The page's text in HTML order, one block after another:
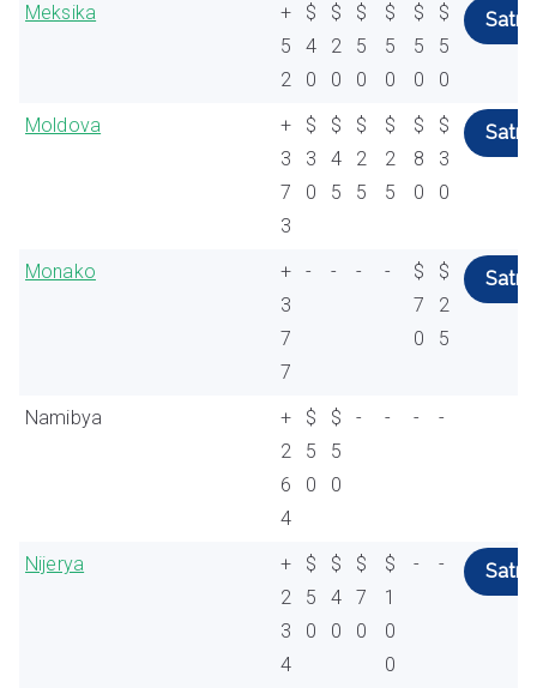
Meksika
+
5
2
$
4
0
$
2
0
$
5
0
$
5
0
$
5
0
$
5
0
Satın
Moldova
+
3
7
3
$
3
0
$
4
5
$
2
5
$
2
5
$
8
0
$
3
0
Satın
Monako
+
3
7
7
- - - -
$
7
0
$
2
5
Satın
Namibya
+
2
6
4
$
5
0
$
5
0
- - - -
Nijerya
+
2
3
4
$
5
0
$
4
0
$
7
0
$
1
0
0
- - Satın